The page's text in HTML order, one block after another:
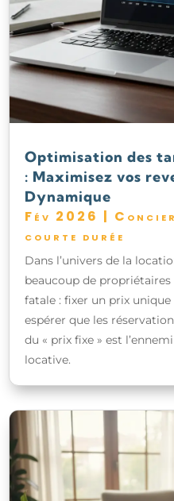
Optimisation des
: Maximisez vos
Dynamique
Fév 2026 |
courte durée
Dans l’univers de la
beaucoup de
fatale : fixer un prix
espérer que les
du « prix fixe » est
locative.